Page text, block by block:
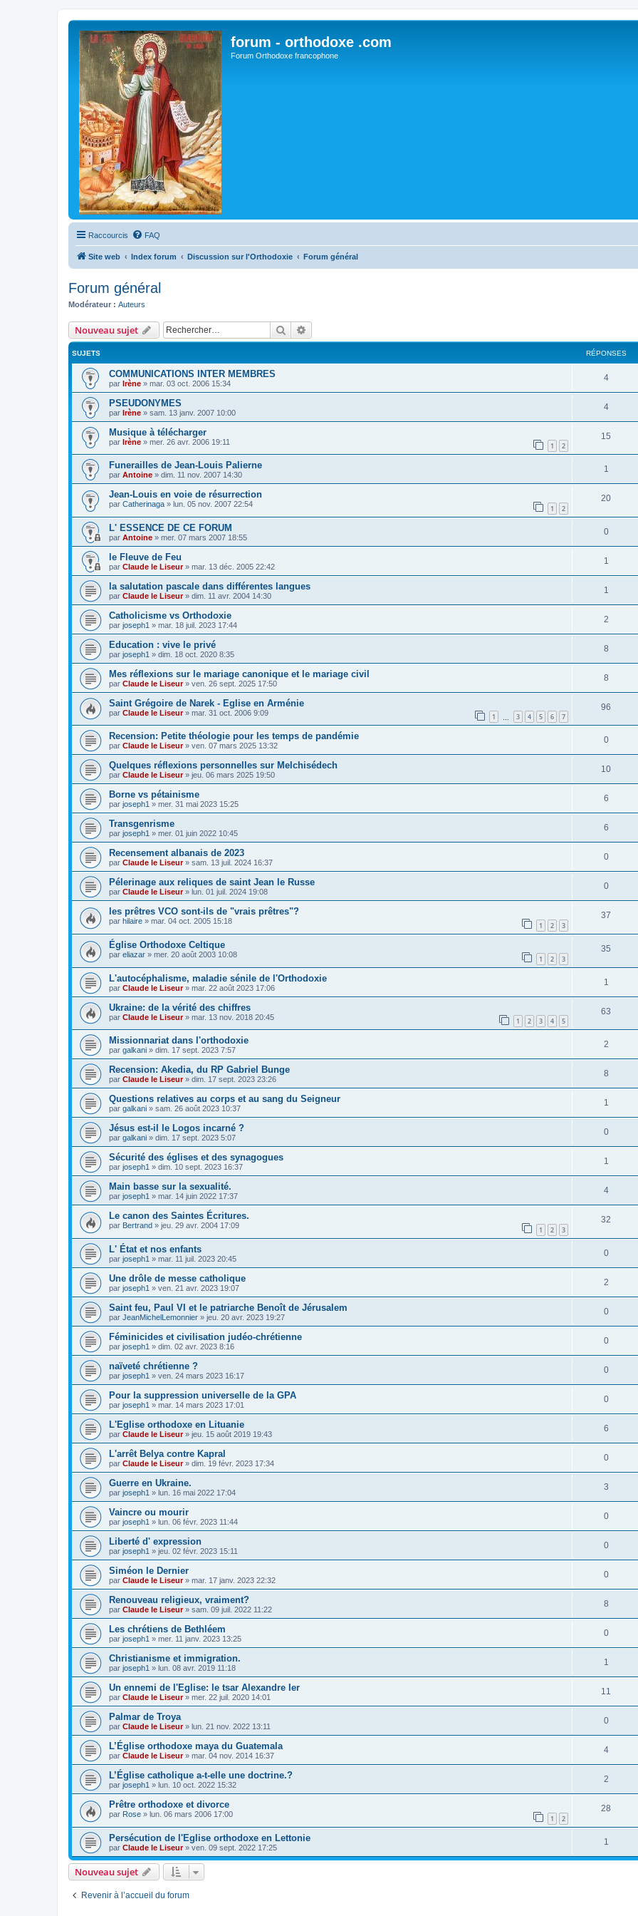
forum - orthodoxe .com
Forum Orthodoxe francophone
Raccourcis FAQ
Site web Index forum Discussion sur l'Orthodoxie Forum général
Forum général
Modérateur : Auteurs
Nouveau sujet Rechercher
SUJETS RÉPONSES
COMMUNICATIONS INTER MEMBRES
par Irène » mar. 03 oct. 2006 15:34
4
PSEUDONYMES
par Irène » sam. 13 janv. 2007 10:00
4
Musique à télécharger
par Irène » mer. 26 avr. 2006 19:11 1 2
15
Funerailles de Jean-Louis Palierne
par Antoine » dim. 11 nov. 2007 14:30
1
Jean-Louis en voie de résurrection
par Catherinaga » lun. 05 nov. 2007 22:54 1 2
20
L' ESSENCE DE CE FORUM
par Antoine » mer. 07 mars 2007 18:55
0
le Fleuve de Feu
par Claude le Liseur» mar. 13 déc. 2005 22:42
1
la salutation pascale dans différentes langues
par Claude le Liseur» dim. 11 avr. 2004 14:30
1
Catholicisme vs Orthodoxie
par joseph1 » mar. 18 juil. 2023 17:44
2
Education : vive le privé
par joseph1 » dim. 18 oct. 2020 8:35
8
Mes réflexions sur le mariage canonique et le mariage civil
par Claude le Liseur» ven. 26 sept. 2025 17:50
8
Saint Grégoire de Narek - Eglise en Arménie
par Claude le Liseur» mar. 31 oct. 2006 9:09 1 3 4 5 6 7
96
Recension: Petite théologie pour les temps de pandémie
par Claude le Liseur» ven. 07 mars 2025 13:32
0
Quelques réflexions personnelles sur Melchisédech
par Claude le Liseur» jeu. 06 mars 2025 19:50
10
Borne vs pétainisme
par joseph1 » mer. 31 mai 2023 15:25
6
Transgenrisme
par joseph1 » mer. 01 juin 2022 10:45
6
Recensement albanais de 2023
par Claude le Liseur» sam. 13 juil. 2024 16:37
0
Pélerinage aux reliques de saint Jean le Russe
par Claude le Liseur» lun. 01 juil. 2024 19:08
0
les prêtres VCO sont-ils de "vrais prêtres"?
par hilaire » mar. 04 oct. 2005 15:18 1 2 3
37
Église Orthodoxe Celtique
par eliazar » mer. 20 août 2003 10:08 1 2 3
35
L'autocéphalisme, maladie sénile de l'Orthodoxie
par Claude le Liseur» mar. 22 août 2023 17:06
1
Ukraine: de la vérité des chiffres
par Claude le Liseur» mar. 13 nov. 2018 20:45 1 2 3 4 5
63
Missionnariat dans l'orthodoxie
par galkani » dim. 17 sept. 2023 7:57
2
Recension: Akedia, du RP Gabriel Bunge
par Claude le Liseur» dim. 17 sept. 2023 23:26
8
Questions relatives au corps et au sang du Seigneur
par galkani » sam. 26 août 2023 10:37
1
Jésus est-il le Logos incarné ?
par galkani » dim. 17 sept. 2023 5:07
0
Sécurité des églises et des synagogues
par joseph1 » dim. 10 sept. 2023 16:37
1
Main basse sur la sexualité.
par joseph1 » mar. 14 juin 2022 17:37
4
Le canon des Saintes Écritures.
par Bertrand » jeu. 29 avr. 2004 17:09 1 2 3
32
L' État et nos enfants
par joseph1 » mar. 11 juil. 2023 20:45
0
Une drôle de messe catholique
par joseph1 » ven. 21 avr. 2023 19:07
2
Saint feu, Paul VI et le patriarche Benoît de Jérusalem
par JeanMichelLemonnier » jeu. 20 avr. 2023 19:27
0
Féminicides et civilisation judéo-chrétienne
par joseph1 » dim. 02 avr. 2023 8:16
0
naïveté chrétienne ?
par joseph1 » ven. 24 mars 2023 16:17
0
Pour la suppression universelle de la GPA
par joseph1 » mar. 14 mars 2023 17:01
0
L'Eglise orthodoxe en Lituanie
par Claude le Liseur» jeu. 15 août 2019 19:43
6
L'arrêt Belya contre Kapral
par Claude le Liseur» dim. 19 févr. 2023 17:34
0
Guerre en Ukraine.
par joseph1 » lun. 16 mai 2022 17:04
3
Vaincre ou mourir
par joseph1 » lun. 06 févr. 2023 11:44
0
Liberté d' expression
par joseph1 » jeu. 02 févr. 2023 15:11
0
Siméon le Dernier
par Claude le Liseur» mar. 17 janv. 2023 22:32
0
Renouveau religieux, vraiment?
par Claude le Liseur» sam. 09 juil. 2022 11:22
8
Les chrétiens de Bethléem
par joseph1 » mer. 11 janv. 2023 13:25
0
Christianisme et immigration.
par joseph1 » lun. 08 avr. 2019 11:18
1
Un ennemi de l'Eglise: le tsar Alexandre Ier
par Claude le Liseur» mer. 22 juil. 2020 14:01
11
Palmar de Troya
par Claude le Liseur» lun. 21 nov. 2022 13:11
0
L’Église orthodoxe maya du Guatemala
par Claude le Liseur» mar. 04 nov. 2014 16:37
4
L’Église catholique a-t-elle une doctrine.?
par joseph1 » lun. 10 oct. 2022 15:32
2
Prêtre orthodoxe et divorce
par Rose » lun. 06 mars 2006 17:00 1 2
28
Persécution de l'Eglise orthodoxe en Lettonie
par Claude le Liseur» ven. 09 sept. 2022 17:25
1
Nouveau sujet
Revenir à l’accueil du forum